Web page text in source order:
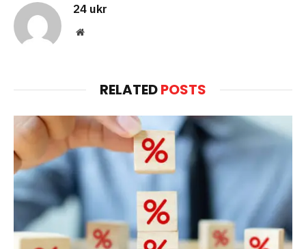
24 ukr
Website
RELATEDPOSTS